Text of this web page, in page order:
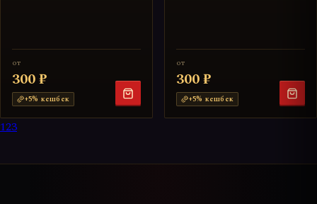
от
300 ₽
+5% кешбек
от
300 ₽
+5% кешбек
123